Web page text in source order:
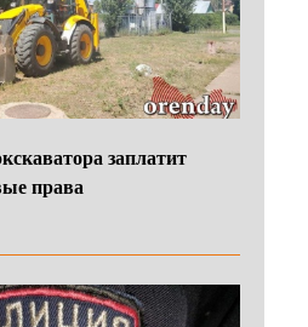
заплатит
права